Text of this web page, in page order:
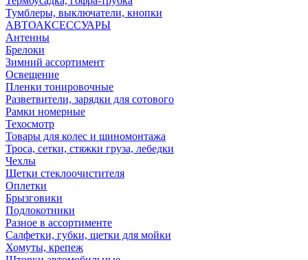
Тумблеры, выключатели, кнопки
АВТОАКСЕССУАРЫ
Антенны
Брелоки
Зимний ассортимент
Освещение
Пленки тонировочные
Разветвители, зарядки для сотового
Рамки номерные
Техосмотр
Товары для колес и шиномонтажа
Троса, сетки, стяжки груза, лебедки
Чехлы
Щетки стеклоочистителя
Оплетки
Брызговики
Подлокотники
Разное в ассортименте
Салфетки, губки, щетки для мойки
Хомуты, крепеж